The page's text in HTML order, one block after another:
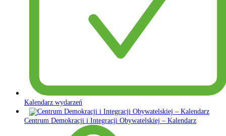
Kalendarz wydarzeń
Centrum Demokracji i Integracji Obywatelskiej – Kalendarz